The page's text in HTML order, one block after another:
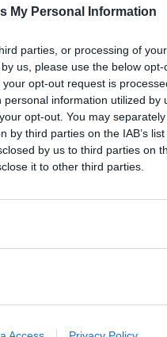
My Personal Information
parties, or processing of
us, please use the below
opt-out request is
information utilized by
opt-out. You may
third parties on the IAB’s
by us to third parties on
it to other third parties.